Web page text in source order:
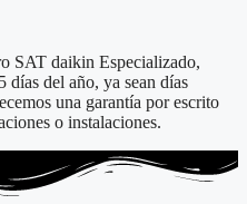
SAT daikin Especializado,
días del año, ya sean días
una garantía por escrito
o instalaciones.